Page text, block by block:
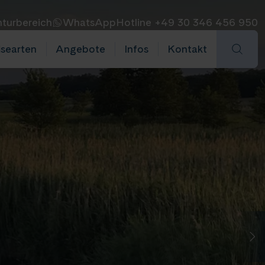
WhatsAppHotline +49 30 346 456 950
Angebote Infos Kontakt